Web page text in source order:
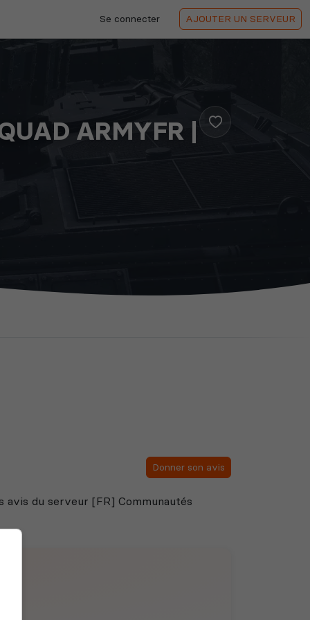
Se connecter AJOUTER UN SERVEUR
ARMYFR |
Donner son avis
avis du serveur [FR] Communautés